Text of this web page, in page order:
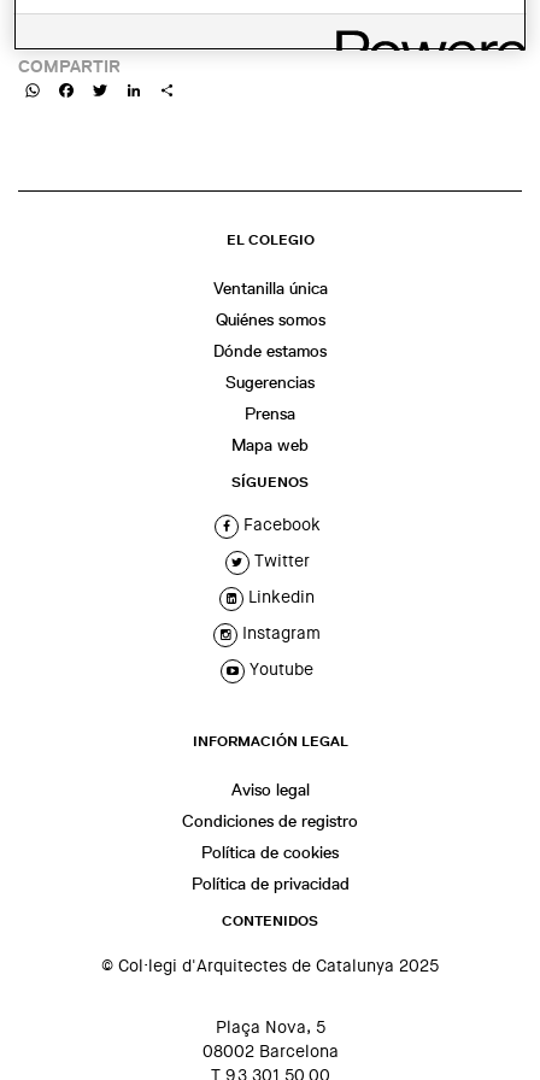
COMPARTIR
WhatsAppFacebookTwitterLinkedIn
EL COLEGIO
Ventanilla única
Quiénes somos
Dónde estamos
Sugerencias
Prensa
Mapa web
SÍGUENOS
Facebook
Twitter
Linkedin
Instagram
Youtube
INFORMACIÓN LEGAL
Aviso legal
Condiciones de registro
Política de cookies
Política de privacidad
CONTENIDOS
© Col·legi d'Arquitectes de Catalunya 2025
Plaça Nova, 5
08002 Barcelona
T 93 301 50 00